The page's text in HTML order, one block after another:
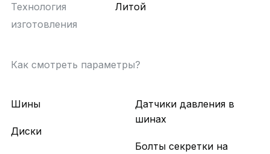
Технология
изготовления
Литой
Как смотреть параметры?
Шины
Диски
Датчики давления в
шинах
Болты секретки на